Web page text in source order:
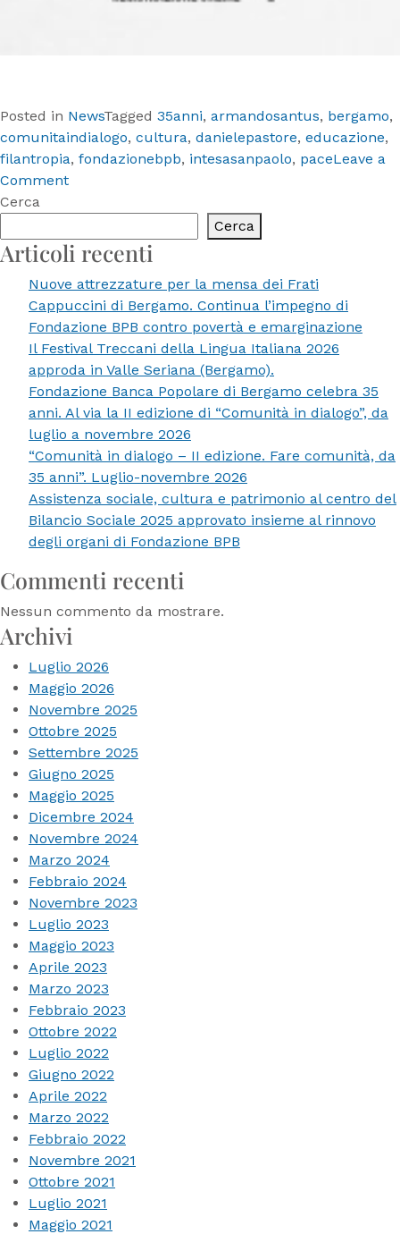
Posted in NewsTagged 35anni, armandosantus, bergamo,
comunitaindialogo, cultura, danielepastore, educazione,
filantropia, fondazionebpb, intesasanpaolo, paceLeave a
Commenton
Popolare
di
Bergamo
celebra
35
anni.
Al
via
la
II
edizione
di
“Comunità
in
dialogo”,
luglio
a
novembre
Cerca
Cerca
Articoli recenti
Nuove attrezzature per la mensa dei Frati
Cappuccini di Bergamo. Continua l’impegno di
Fondazione BPB contro povertà e emarginazione
Il Festival Treccani della Lingua Italiana 2026
approda in Valle Seriana (Bergamo).
Fondazione Banca Popolare di Bergamo celebra 35
anni. Al via la II edizione di “Comunità in dialogo”, da
luglio a novembre 2026
“Comunità in dialogo – II edizione. Fare comunità, da
35 anni”. Luglio-novembre 2026
Assistenza sociale, cultura e patrimonio al centro del
Bilancio Sociale 2025 approvato insieme al rinnovo
degli organi di Fondazione BPB
Commenti recenti
Nessun commento da mostrare.
Archivi
Luglio 2026
Maggio 2026
Novembre 2025
Ottobre 2025
Settembre 2025
Giugno 2025
Maggio 2025
Dicembre 2024
Novembre 2024
Marzo 2024
Febbraio 2024
Novembre 2023
Luglio 2023
Maggio 2023
Aprile 2023
Marzo 2023
Febbraio 2023
Ottobre 2022
Luglio 2022
Giugno 2022
Aprile 2022
Marzo 2022
Febbraio 2022
Novembre 2021
Ottobre 2021
Luglio 2021
Maggio 2021